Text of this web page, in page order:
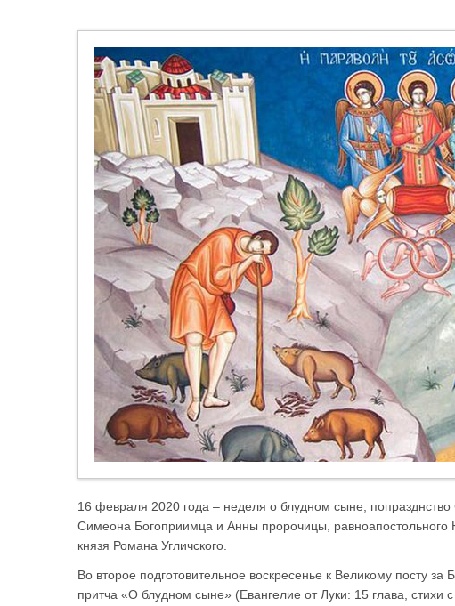
16 февраля 2020 года – неделя о блудном сыне;
Симеона Богоприимца и Анны пророчицы, равноапостольного
князя Романа Угличского.
Во второе подготовительное воскресенье к Великому посту за
притча «О блудном сыне» (Евангелие от Луки: 15 глава, стихи